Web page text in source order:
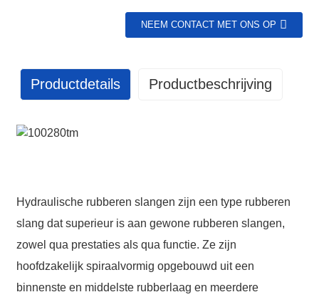
NEEM CONTACT MET ONS OP
Productdetails Productbeschrijving
Hydraulische rubberen slangen zijn een type rubberen
slang dat superieur is aan gewone rubberen slangen,
zowel qua prestaties als qua functie. Ze zijn
hoofdzakelijk spiraalvormig opgebouwd uit een
binnenste en middelste rubberlaag en meerdere
86 13370553047
info@hesperrubber.com